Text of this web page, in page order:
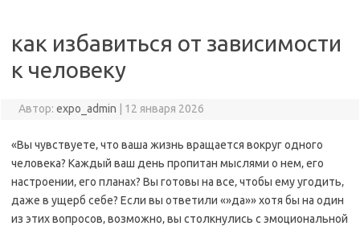
как избавиться от зависимости
к человеку
Автор: expo_admin 12 января 2026
«Вы чувствуете‚ что ваша жизнь вращается вокруг одного
человека? Каждый ваш день пропитан мыслями о нем‚ его
настроении‚ его планах? Вы готовы на все‚ чтобы ему угодить‚
даже в ущерб себе? Если вы ответили «»да»» хотя бы на один
из этих вопросов‚ возможно‚ вы столкнулись с эмоциональной